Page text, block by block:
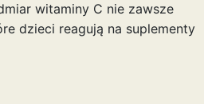
witaminy C nie zawsze
dzieci reagują na suplementy